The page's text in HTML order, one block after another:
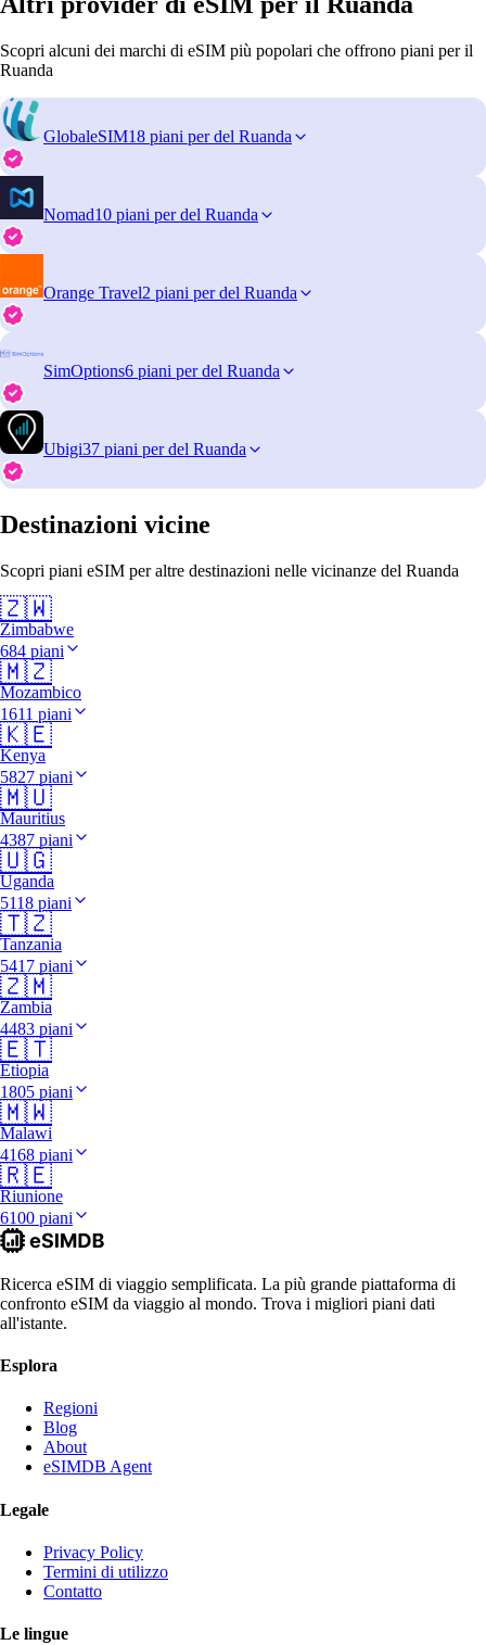
Scopri alcuni dei marchi di eSIM più popolari che offrono piani per il
Ruanda
GlobaleSIM18 piani per del Ruanda
Nomad10 piani per del Ruanda
Orange Travel2 piani per del Ruanda
SimOptions6 piani per del Ruanda
Ubigi37 piani per del Ruanda
Destinazioni vicine
Scopri piani eSIM per altre destinazioni nelle vicinanze del Ruanda
🇿🇼
Zimbabwe
684 piani
🇲🇿
Mozambico
1611 piani
🇰🇪
Kenya
5827 piani
🇲🇺
Mauritius
4387 piani
🇺🇬
Uganda
5118 piani
🇹🇿
Tanzania
5417 piani
🇿🇲
Zambia
4483 piani
🇪🇹
Etiopia
1805 piani
🇲🇼
Malawi
4168 piani
🇷🇪
Riunione
6100 piani
Ricerca eSIM di viaggio semplificata. La più grande piattaforma di
confronto eSIM da viaggio al mondo. Trova i migliori piani dati
all'istante.
Esplora
Regioni
Blog
About
eSIMDB Agent
Legale
Privacy Policy
Termini di utilizzo
Contatto
Le lingue